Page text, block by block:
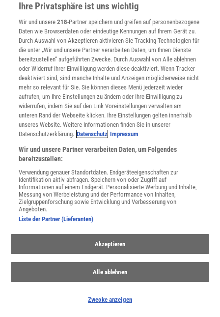
THEMENKANÄLE
Fluiddynamik
Faszinierende Anwendungen der Fluiddynamik in unserem Alltag
und wie Fluiddynamik unsere Umwelt beeinflusst
Ihre Privatsphäre ist uns wichtig
Wir und unsere218-Partner speichern und greifen auf personenbezogene
Daten wie Browserdaten oder eindeutige Kennungen auf Ihrem Gerät zu.
Durch Auswahl von Akzeptieren aktivieren Sie Tracking-Technologien für
die unter „Wir und unsere Partner verarbeiten Daten, um Ihnen Dienste
bereitzustellen“ aufgeführten Zwecke. Durch Auswahl von Alle ablehnen
oder Widerruf Ihrer Einwilligung werden diese deaktiviert. Wenn Tracker
deaktiviert sind, sind manche Inhalte und Anzeigen möglicherweise nicht
mehr so relevant für Sie. Sie können dieses Menü jederzeit wieder
aufrufen, um Ihre Einstellungen zu ändern oder Ihre Einwilligung zu
widerrufen, indem Sie auf den Link Voreinstellungen verwalten am
unteren Rand der Webseite klicken. Ihre Einstellungen gelten innerhalb
unseres Website. Weitere Informationen finden Sie in unserer
Datenschutzerklärung. Datenschutz Impressum
Wir und unsere Partner verarbeiten Daten, um Folgendes
bereitzustellen:
Verwendung genauer Standortdaten. Endgeräteeigenschaften zur
Identifikation aktiv abfragen. Speichern von oder Zugriff auf
Informationen auf einem Endgerät. Personalisierte Werbung und Inhalte,
Messung von Werbeleistung und der Performance von Inhalten,
Zielgruppenforschung sowie Entwicklung und Verbesserung von
Angeboten.
Liste der Partner (Lieferanten)
Akzeptieren
Alle ablehnen
Zwecke anzeigen